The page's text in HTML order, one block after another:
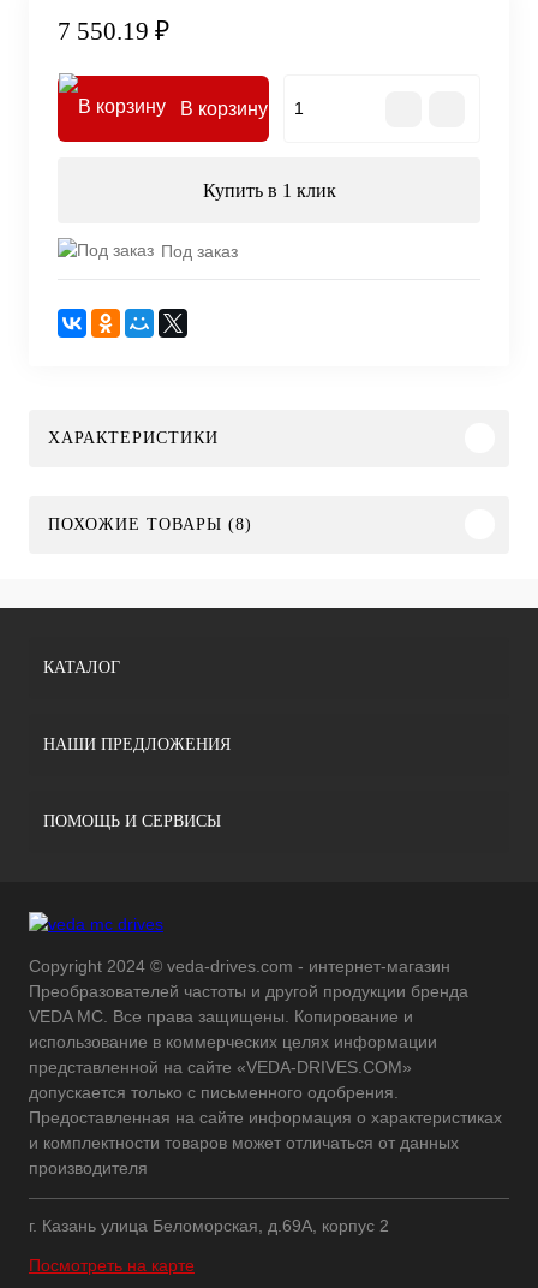
7 550.19 ₽
В корзину
Купить в 1 клик
Под заказ
ХАРАКТЕРИСТИКИ
ПОХОЖИЕ ТОВАРЫ (8)
КАТАЛОГ
НАШИ ПРЕДЛОЖЕНИЯ
ПОМОЩЬ И СЕРВИСЫ
Copyright 2024 © veda-drives.com - интернет-магазин
Преобразователей частоты и другой продукции бренда
VEDA MC. Все права защищены. Копирование и
использование в коммерческих целях информации
представленной на сайте «VEDA-DRIVES.COM»
допускается только с письменного одобрения.
Предоставленная на сайте информация о характеристиках
и комплектности товаров может отличаться от данных
производителя
г. Казань улица Беломорская, д.69А, корпус 2
Посмотреть на карте